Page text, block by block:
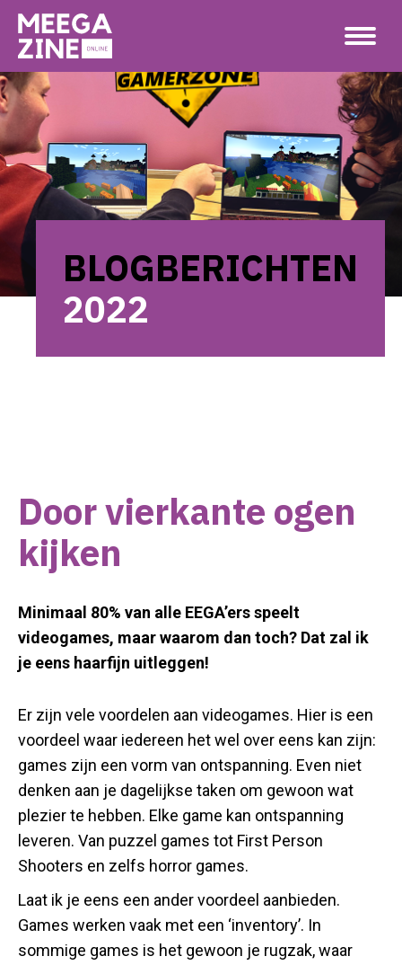
BLOGBERICHTEN
2022
Door vierkante ogen
kijken
Minimaal 80% van alle EEGA’ers speelt
videogames, maar waarom dan toch? Dat zal ik
je eens haarfijn uitleggen!
Er zijn vele voordelen aan videogames. Hier is een
voordeel waar iedereen het wel over eens kan zijn:
games zijn een vorm van ontspanning. Even niet
denken aan je dagelijkse taken om gewoon wat
plezier te hebben. Elke game kan ontspanning
leveren. Van puzzel games tot First Person
Shooters en zelfs horror games.
Laat ik je eens een ander voordeel aanbieden.
Games werken vaak met een ‘inventory’. In
sommige games is het gewoon je rugzak, waar